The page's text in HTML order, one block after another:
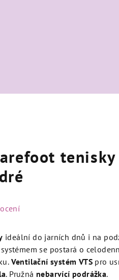
ideální do jarních dnů i na
se postará o
Ventilační systém VTS pro
. Pružná nebarvící podrážka.